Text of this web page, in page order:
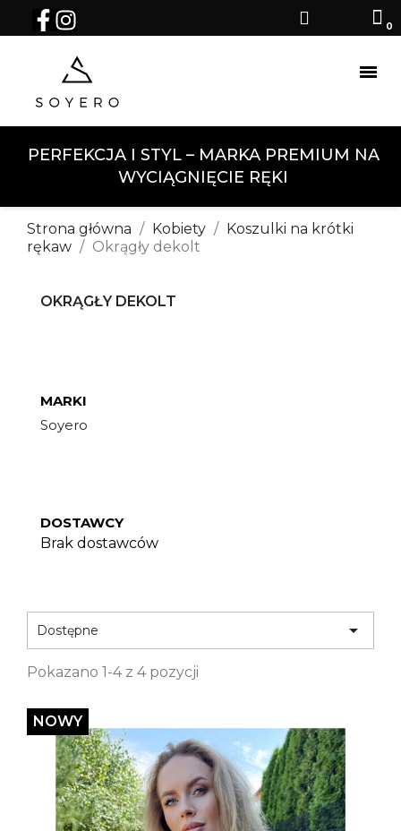
PERFEKCJA I STYL – MARKA PREMIUM NA
WYCIĄGNIĘCIE RĘKI
Strona główna Kobiety
Koszulki na krótki
rękaw
Okrągły dekolt
OKRĄGŁY DEKOLT
MARKI
Soyero
DOSTAWCY
Brak dostawców
Dostępne 
Pokazano 1-4 z 4 pozycji
NOWY